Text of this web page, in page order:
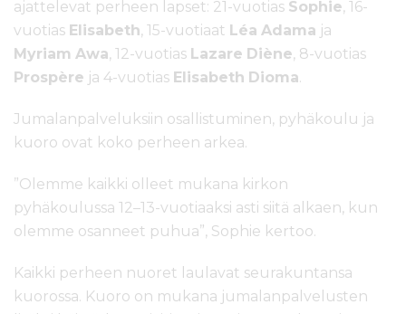
ajattelevat perheen lapset: 21-vuotias Sophie, 16-
vuotias Elisabeth, 15-vuotiaat Léa Adama ja
Myriam Awa, 12-vuotias Lazare Diène, 8-vuotias
Prospère ja 4-vuotias Elisabeth Dioma.
Jumalanpalveluksiin osallistuminen, pyhäkoulu ja
kuoro ovat koko perheen arkea.
”Olemme kaikki olleet mukana kirkon
pyhäkoulussa 12–13-vuotiaaksi asti siitä alkaen, kun
olemme osanneet puhua”, Sophie kertoo.
Kaikki perheen nuoret laulavat seurakuntansa
kuorossa. Kuoro on mukana jumalanpalvelusten